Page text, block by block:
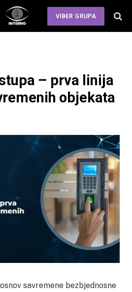
VIBER GRUPA
– prva linija
objekata
savremene bezbjednosne